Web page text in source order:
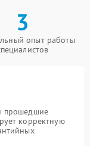
3
опыт работы
прошедшие
корректную